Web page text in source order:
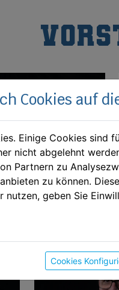
Cookies auf
Einige Cookies sind
nicht abgelehnt
Partnern zu
zu können.
nutzen, geben Sie
Cookies